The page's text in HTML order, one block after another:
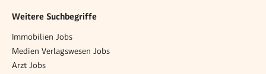
Weitere Suchbegriffe
Immobilien Jobs
Medien Verlagswesen Jobs
Arzt Jobs